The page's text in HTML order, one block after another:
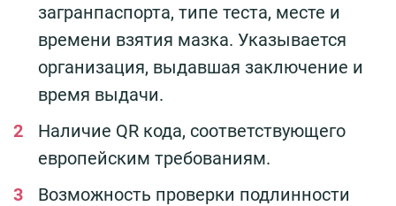
загранпаспорта, типе теста, месте и
времени взятия мазка. Указывается
организация, выдавшая заключение и
время выдачи.
Наличие QR кода, соответствующего
европейским требованиям.
Возможность проверки подлинности